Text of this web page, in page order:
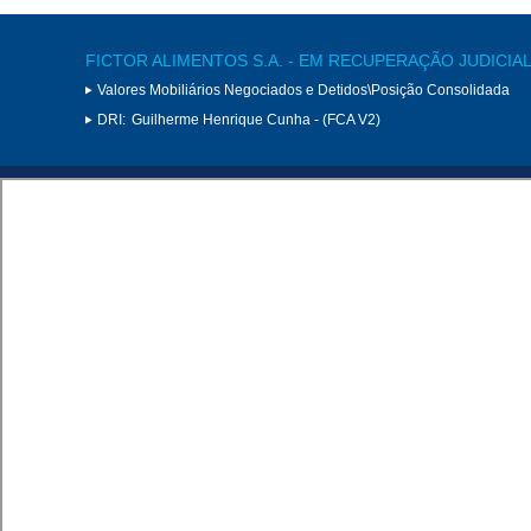
FICTOR ALIMENTOS S.A. - EM RECUPERAÇÃO
Valores Mobiliários Negociados e Detidos\Posição Consolidada
DRI: Guilherme Henrique Cunha - (FCA V2)